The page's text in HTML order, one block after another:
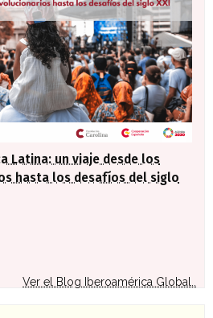
Latina: un viaje desde los
hasta los desafíos del siglo
Ver el Blog Iberoamérica Global..